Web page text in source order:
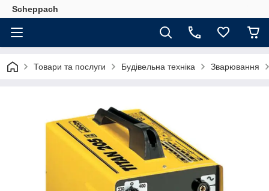
Scheppach
Товари та послуги Будівельна техніка Зварювання